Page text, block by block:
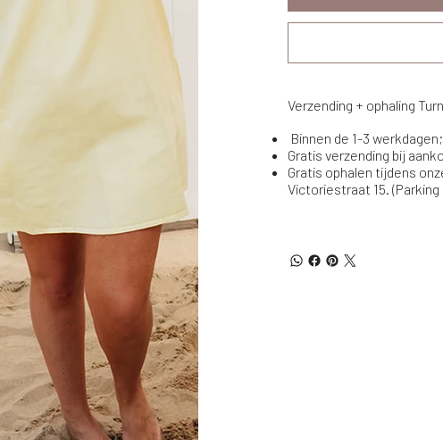
Verzending + ophaling
Binnen de 1-3 werkdagen;
Gratis verzending bij
Gratis ophalen tijdens
Victoriestraat 15.